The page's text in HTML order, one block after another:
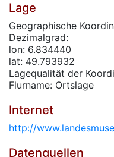
Lage
Geographische
Dezimalgrad:
lon: 6.834440
lat: 49.793932
Lagequalität der
Flurname: Ortslage
Internet
http://
Datenquellen